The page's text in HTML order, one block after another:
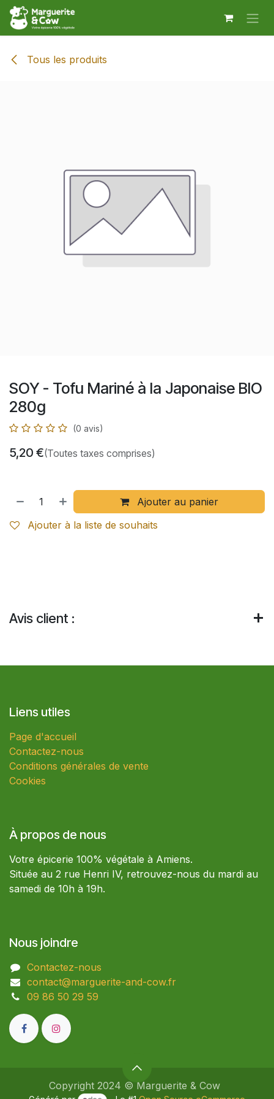
Se rendre au contenu
Tous les produits
SOY - Tofu Mariné à la Japonaise BIO
280g
(0 avis)
5,20 €(Toutes taxes comprises)
Ajouter au panier
Ajouter à la liste de souhaits
Avis client :
Liens utiles
Page d'accueil
Contactez-nous
Conditions générales de vente
Cookies
À propos de nous
Votre épicerie 100% végétale à Amiens.
Située au 2 rue Henri IV, retrouvez-nous du mardi au
samedi de 10h à 19h.
Nous joindre
Contactez-nous
contact@marguerite-and-cow.fr
09 86 50 29 59​
Copyright 2024 © Marguerite & Cow